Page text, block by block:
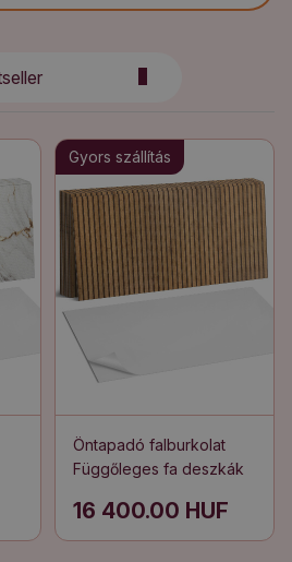
Gyors szállítás
Öntapadó falburkolat
Függőleges fa deszkák
16 400.00 HUF